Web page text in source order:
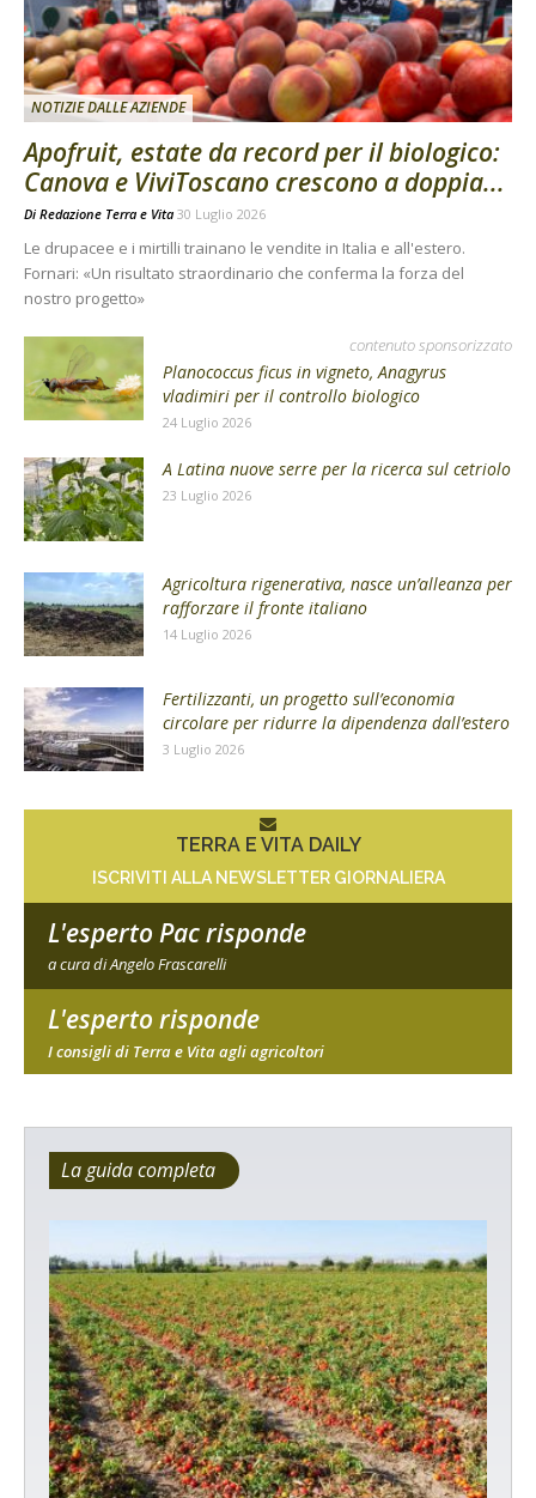
NOTIZIE DALLE AZIENDE
Apofruit, estate da record per il biologico:
Canova e ViviToscano crescono a doppia...
Di Redazione Terra e Vita 30 Luglio 2026
Le drupacee e i mirtilli trainano le vendite in Italia e all'estero.
Fornari: «Un risultato straordinario che conferma la forza del
nostro progetto»
contenuto sponsorizzato
Planococcus ficus in vigneto, Anagyrus
vladimiri per il controllo biologico
24 Luglio 2026
A Latina nuove serre per la ricerca sul cetriolo
23 Luglio 2026
Agricoltura rigenerativa, nasce un’alleanza per
rafforzare il fronte italiano
14 Luglio 2026
Fertilizzanti, un progetto sull’economia
circolare per ridurre la dipendenza dall’estero
3 Luglio 2026
TERRA E VITA DAILY
ISCRIVITI ALLA NEWSLETTER GIORNALIERA
L'esperto Pac risponde
a cura di Angelo Frascarelli
L'esperto risponde
I consigli di Terra e Vita agli agricoltori
La guida completa